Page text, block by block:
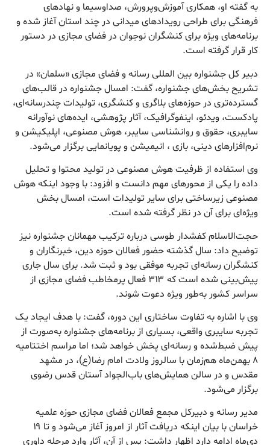
به گفته او، همکاری آموزش‌وپرورش، صداوسیما و نهادهای
فرهنگی برای طراحی رویدادهای میدانی در چند استان آغاز شده و
برنامه‌های ویژه برای کنشگران نوجوان در فضای مجازی در دستور
کار قرار گرفته است.
دبیر کل جشنواره بین المللی رسانه و فضای مجازی «سلمان» در
تشریح بخش‌های جشنواره، گفت: امسال جشنواره در قالب‌های
گسترده‌تری در حوزه‌های بلاگری و کنشگری، تولیدات چندرسانه‌ای،
پادکست، ویدئو، اینفوگرافیک، آثار پژوهشی، ایده‌های نوآورانه
سایبری، حقوق و روانشناسی سایبر، هوش مصنوعی، اپلیکیشن و
نرم‌افزارهای دینی، بازی ، انیمیشن و پویانمایی برگزار می‌شود.
وی استفاده از ظرفیت هوش مصنوعی در تولید محتوا و تحلیل
داده را یکی از محورهای مهم دانست و افزود: با وجود اینکه هوش
مصنوعی زیرساختی برای سایر تولیدات است، امسال بخش
ویژه‌ای برای آن در نظر گرفته شده است.
حجت‌الاسلام کفشدار طوسی درباره ترکیب مهمانان جشنواره نیز
توضیح داد: سال گذشته حضور فعالان حوزه دین، خبرنگاران و
کنشگران رسانه‌ای تجربه موفقی بود و ثبت شد. برای سال جاری
پیش‌بینی شده است که ۳۱۳ فعال پرمخاطب فضای مجازی از
سراسر کشور به‌طور ویژه دعوت شوند.
وی با اشاره به تفاوت ساختاری این دوره، گفت: با هدف ایجاد یک
تجربه سایبری واقعی، بسیاری از برنامه‌های جشنواره به‌صورت از
پیش ضبط‌شده و رسانه‌ای پخش خواهد شد؛ اما مراسم اختتامیه
۸ بهمن‌ماه هم‌زمان با سالروز ولادت امام رضا(ع)، در مشهد
مقدس و در سالن همایش‌های باب‌الجواد آستان قدس رضوی
برگزار می‌شود.
مدیر رسانه و دبیرکل مجمع فعالان فضای مجازی حوزه علمیه
خراسان با بیان اینکه دریافت آثار از امروز آغاز می‌شود و تا ۱۹
دی‌ماه ادامه دارد اظهار داشت: پس از آن، آثار وارد مرحله داوری